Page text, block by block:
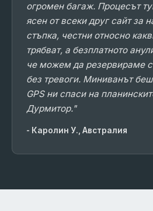
огромен багаж. Процесът
ясен от всеки друг сайт за
стъпка, честни относно
трябват, а безплатното
че можем да резервираме
без тревоги. Миниванът
GPS ни спаси на
Дурмитор."
- Каролин У., Австралия